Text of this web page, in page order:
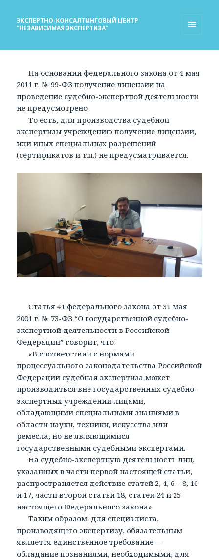
ЭКСПЕРТНО-КОНСАЛТИНГОВЫЙ ЦЕНТР
“НЕЗАВИСИМАЯ ЭКСПЕРТИЗА”
На основании федерального закона от 4 мая
2011 г. № 99-ФЗ получение лицензии на
проведение судебно-экспертной деятельности
не предусмотрено.
То есть, для производства судебной
экспертизы учреждению получение лицензии,
или иных специальных разрешений
(сертификатов и т.п.) не предусматривается.
Статья 41 федерального закона от 31 мая
2001 г. № 73-ФЗ “О государственной судебно-
экспертной деятельности в Российской
Федерации” говорит, что:
«В соответствии с нормами
процессуального законодательства Российской
Федерации судебная экспертиза может
производиться вне государственных судебно-
экспертных учреждений лицами,
обладающими специальными знаниями в
области науки, техники, искусства или
ремесла, но не являющимися
государственными судебными экспертами.
На судебно-экспертную деятельность лиц,
указанных в части первой настоящей статьи,
распространяется действие статей 2, 4, 6 – 8, 16
и 17, части второй статьи 18, статей 24 и 25
настоящего Федерального закона».
Таким образом, для специалиста,
производящего экспертизу, обязательным
является единственное требование —
обладание познаниями, необходимыми, для